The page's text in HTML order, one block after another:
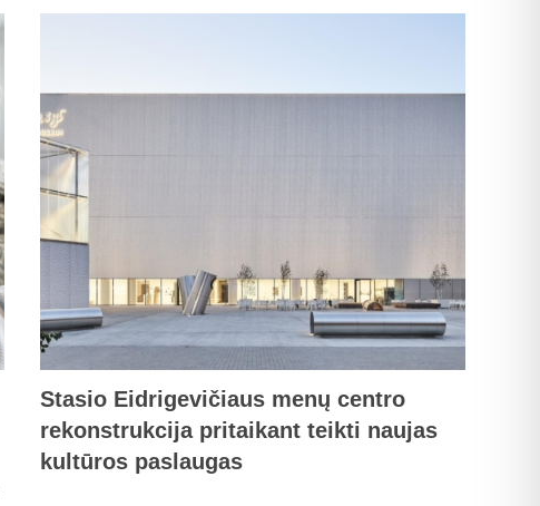
Stasio Eidrigevičiaus menų centro
rekonstrukcija pritaikant teikti naujas
kultūros paslaugas